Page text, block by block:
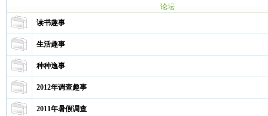
论坛
读书趣事
生活趣事
种种逸事
2012年调查趣事
2011年暑假调查